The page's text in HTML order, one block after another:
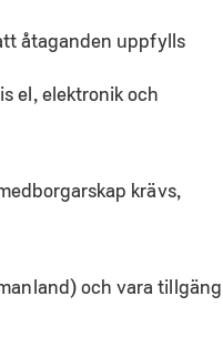
åtaganden uppfylls
el, elektronik och
krävs,
och vara